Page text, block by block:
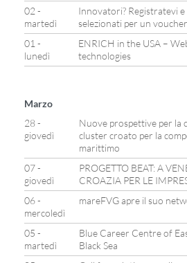
02 -
martedì
Innovatori? Registratevi
selezionati per un
01 -
lunedì
ENRICH in the USA –
technologies
Marzo
28 -
giovedì
Nuove prospettive per la
cluster croato per la
marittimo
07 -
giovedì
PROGETTO BEAT: A
CROAZIA PER LE
06 -
mercoledì
mareFVG apre il suo
05 -
martedì
Blue Career Centre of
Black Sea